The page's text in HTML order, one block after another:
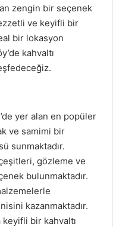
zengin bir seçenek
ve keyifli bir
bir lokasyon
kahvaltı
yer alan en popüler
ve samimi bir
sunmaktadır.
gözleme ve
bulunmaktadır.
kazanmaktadır.
bir kahvaltı